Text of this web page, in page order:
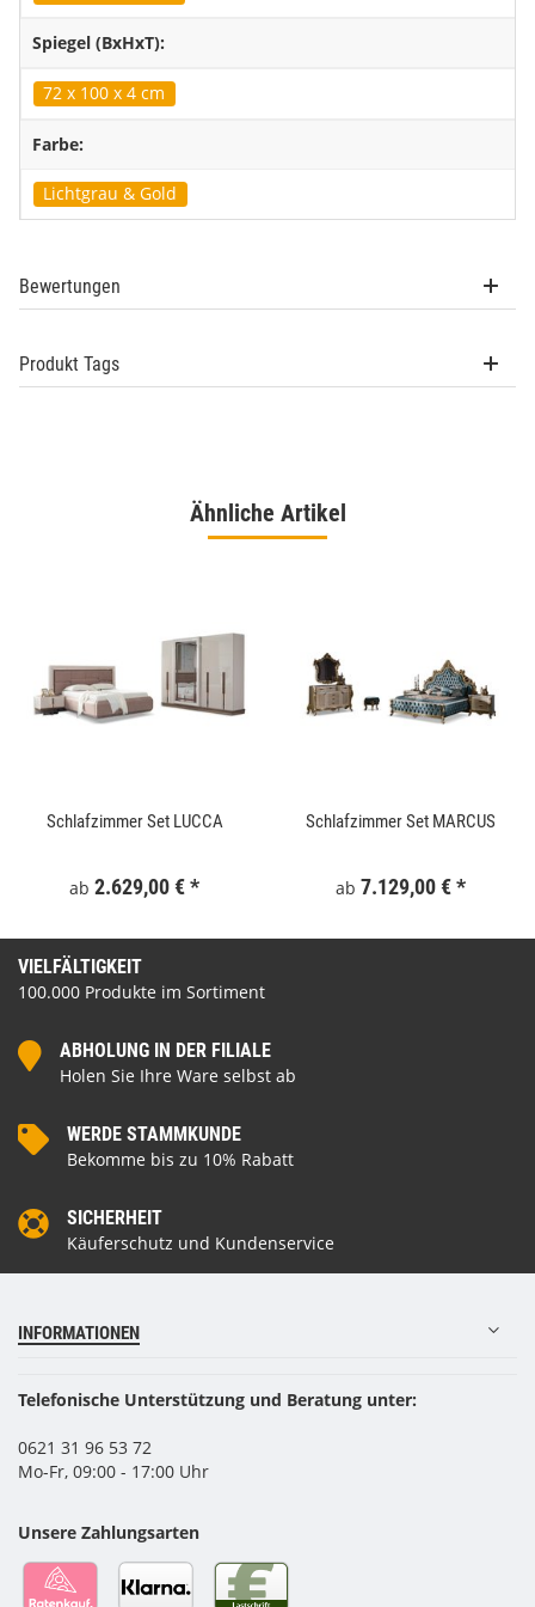
Spiegel (BxHxT):
72 x 100 x 4 cm
Farbe:
Lichtgrau & Gold
Bewertungen
Produkt Tags
Ähnliche Artikel
Schlafzimmer Set LUCCA
ab 2.629,00 €*
Schlafzimmer Set MARCUS
ab 7.129,00 €*
VIELFÄLTIGKEIT
100.000 Produkte im Sortiment
ABHOLUNG IN DER FILIALE
Holen Sie Ihre Ware selbst ab
WERDE STAMMKUNDE
Bekomme bis zu 10% Rabatt
SICHERHEIT
Käuferschutz und Kundenservice
INFORMATIONEN
Telefonische Unterstützung und Beratung unter:
0621 31 96 53 72
Mo-Fr, 09:00 - 17:00 Uhr
Unsere Zahlungsarten